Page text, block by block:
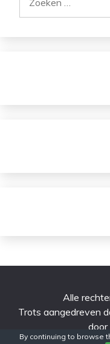
naar:
Alle
Trots aangedreven
door
By continuing to browse